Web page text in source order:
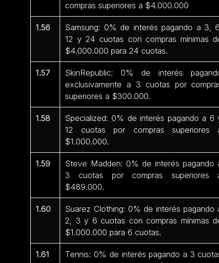
compras superiores a $4.000.000
1.56
Samsung: 0% de interés pagando a 3,
12 y 24 cuotas con compras mínimas
$4.000.000 para 24 cuotas.
1.57
SkinRepublic: 0% de interés
exclusivamente a 3 cuotas por
superiores a $300.000.
1.58
Specialized: 0% de interés pagando a 6
12 cuotas por compras superiores
$1.000.000.
1.59
Steve Madden: 0% de interés pagando
3 cuotas por compras superiores
$489.000.
1.60
Suarez Clothing: 0% de interés pagando
2, 3 y 6 cuotas con compras mínimas
$1.000.000 para 6 cuotas.
1.61
Tennis: 0% de interés pagando a 3